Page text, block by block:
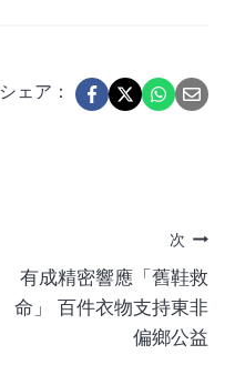
シェア：
次
有成精密響應「舊鞋救
命」 百件衣物支持東非
偏鄉公益